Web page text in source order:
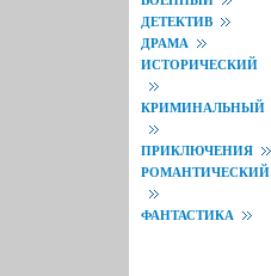
ДЕТЕКТИВ
ДРАМА
ИСТОРИЧЕСКИЙ
КРИМИНАЛЬНЫЙ
ПРИКЛЮЧЕНИЯ
РОМАНТИЧЕСКИЙ
ФАНТАСТИКА